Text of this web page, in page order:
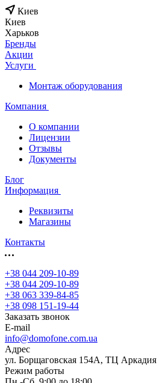
Киев
Киев
Харьков
Бренды
Акции
Услуги
Монтаж оборудования
Компания
О компании
Лицензии
Отзывы
Документы
Блог
Информация
Реквизиты
Магазины
Контакты
+38 044 209-10-89
+38 044 209-10-89
+38 063 339-84-85
+38 098 151-19-44
Заказать звонок
E-mail
info@domofone.com.ua
Адрес
ул. Борщаговская 154А, ТЦ Аркадия
Режим работы